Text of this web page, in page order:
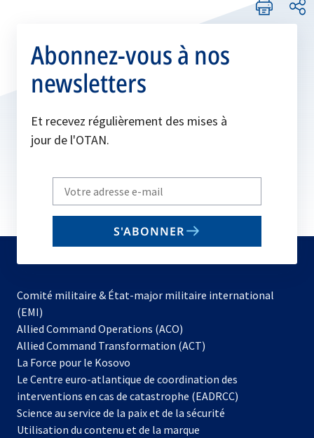
Abonnez-vous à nos
newsletters
Et recevez régulièrement des mises à
jour de l'OTAN.
Write
your
email
S'ABONNER
Comité militaire & État-major militaire international
(EMI)
Allied Command Operations (ACO)
dans
nouvel
onglet
Allied Command Transformation (ACT)
La Force pour le Kosovo
dans
un
nouvel
onglet
Le Centre euro-atlantique de coordination des
interventions en cas de catastrophe (EADRCC)
Science au service de la paix et de la sécurité
Utilisation du contenu et de la marque